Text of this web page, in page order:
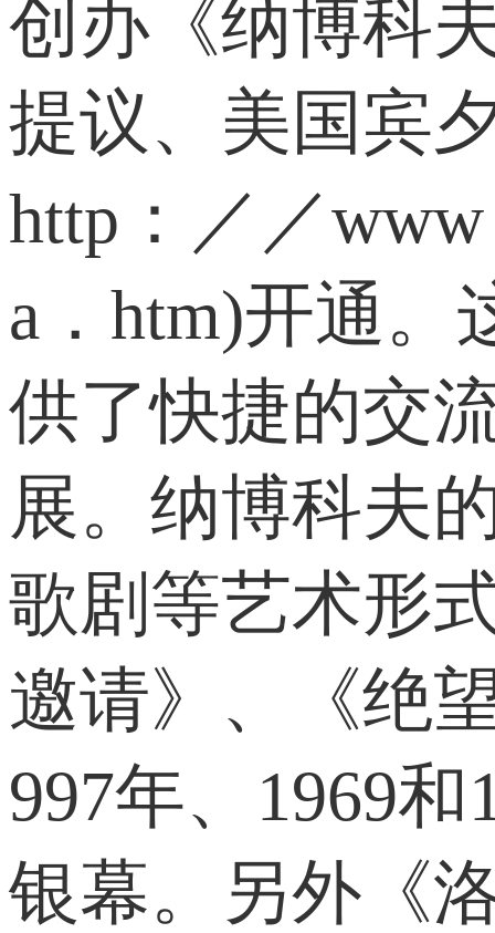
创办《纳博科
提议、美国宾
http：／／www
a．htm)开通
供了快捷的交
展。纳博科夫
歌剧等艺术形
邀请》、《绝
997年、1969
银幕。另外《